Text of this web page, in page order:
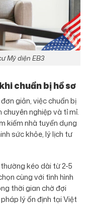
Mỹ diện EB3
chuẩn bị hồ sơ
giản, việc chuẩn bị
nghiệp và tỉ mỉ.
kiếm nhà tuyển dụng
sức khỏe, lý lịch tư
thường kéo dài từ 2-5
cùng với tình hình
thời gian chờ đợi
lý ổn định tại Việt